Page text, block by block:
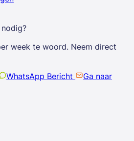
week te woord. Neem direct
WhatsApp Bericht
Ga naar